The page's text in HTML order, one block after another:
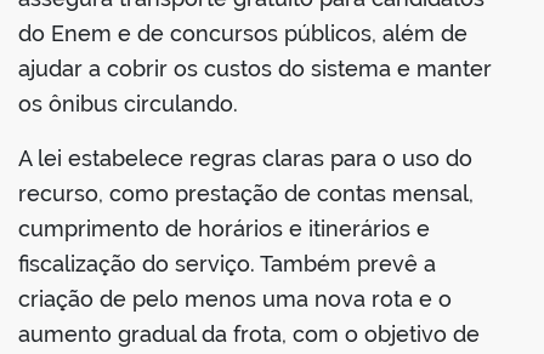
do Enem e de concursos públicos, além de
ajudar a cobrir os custos do sistema e manter
os ônibus circulando.
A lei estabelece regras claras para o uso do
recurso, como prestação de contas mensal,
cumprimento de horários e itinerários e
fiscalização do serviço. Também prevê a
criação de pelo menos uma nova rota e o
aumento gradual da frota, com o objetivo de